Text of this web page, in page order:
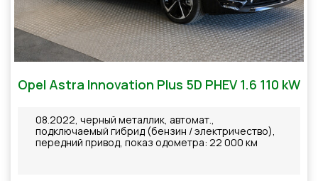
Opel Astra Innovation Plus 5D PHEV 1.6 110 kW
08.2022, черный металлик, автомат.,
подключаемый гибрид (бензин / электричество),
передний привод, показ одометра: 22 000 км